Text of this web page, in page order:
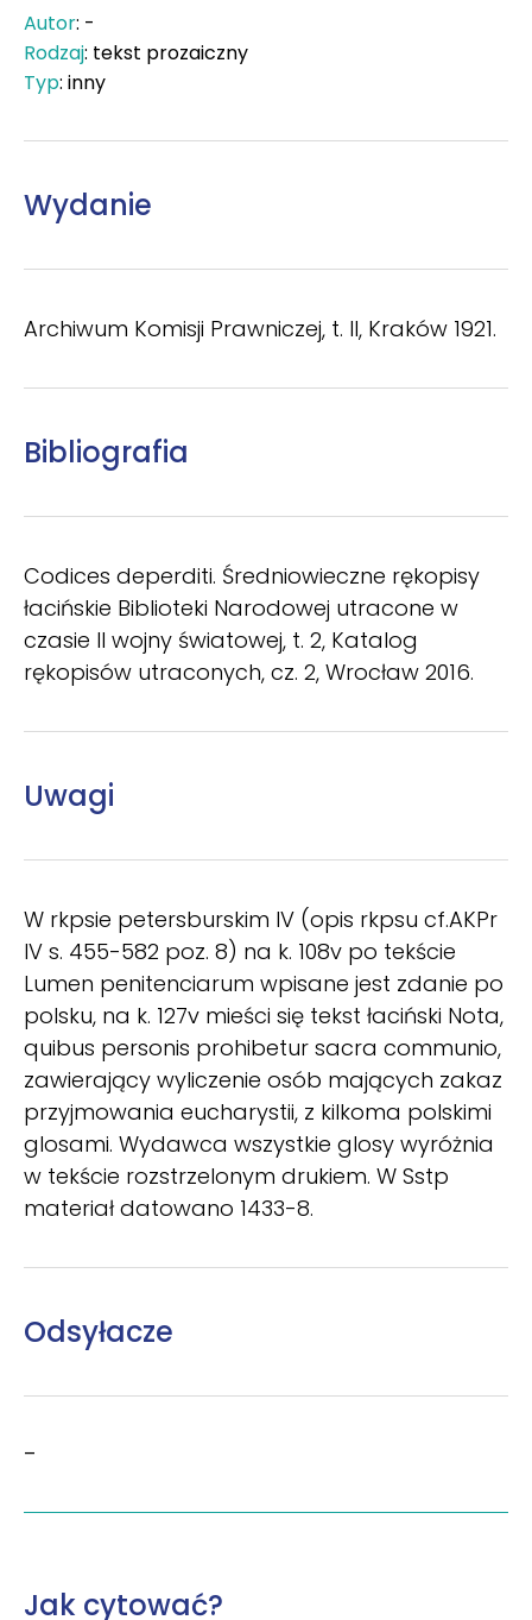
Autor: -
Rodzaj: tekst prozaiczny
Typ: inny
Wydanie
Archiwum Komisji Prawniczej, t. II, Kraków 1921.
Bibliografia
Codices deperditi. Średniowieczne rękopisy
łacińskie Biblioteki Narodowej utracone w
czasie II wojny światowej, t. 2, Katalog
rękopisów utraconych, cz. 2, Wrocław 2016.
Uwagi
W rkpsie petersburskim IV (opis rkpsu cf.AKPr
IV s. 455-582 poz. 8) na k. 108v po tekście
Lumen penitenciarum wpisane jest zdanie po
polsku, na k. 127v mieści się tekst łaciński Nota,
quibus personis prohibetur sacra communio,
zawierający wyliczenie osób mających zakaz
przyjmowania eucharystii, z kilkoma polskimi
glosami. Wydawca wszystkie glosy wyróżnia
w tekście rozstrzelonym drukiem. W Sstp
materiał datowano 1433-8.
Odsyłacze
–
Jak cytować?